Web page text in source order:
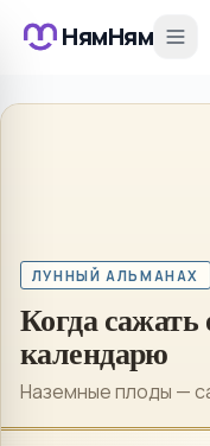
НямНям
ЛУННЫЙ АЛЬМАНАХ
Когда
календарю
Наземные плоды —